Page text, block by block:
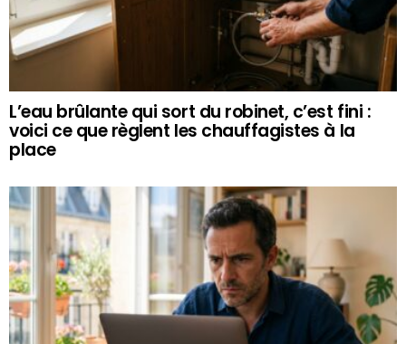
L’eau brûlante qui sort du robinet, c’est fini :
voici ce que règlent les chauffagistes à la
place